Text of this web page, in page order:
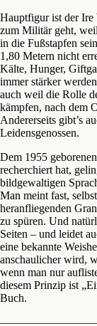
Hauptfigur ist der Ire
zum Militär geht,
in die Fußstapfen
1,80 Metern nicht
Kälte, Hunger,
immer stärker
auch weil die Rolle
kämpfen, nach dem
Andererseits gibt’s
Leidensgenossen.
Dem 1955
recherchiert hat,
bildgewaltigen
Man meint fast,
heranfliegenden
zu spüren. Und
Seiten – und leidet
eine bekannte
anschaulicher wird,
wenn man nur
diesem Prinzip ist
Buch.